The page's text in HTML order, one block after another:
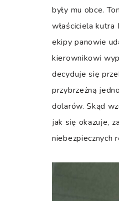
były mu obce.
właściciela kutra
ekipy panowie
kierownikowi
decyduje się
przybrzeżną
dolarów. Skąd
jak się okazuje,
niebezpiecznych